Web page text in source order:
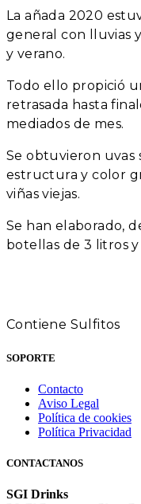
La añada 2020
general con lluvias
y verano.
Todo ello propició
retrasada hasta
mediados de mes.
Se obtuvieron uvas
estructura y color
viñas viejas.
Se han elaborado,
botellas de 3 litros
Contiene Sulfitos
SOPORTE
Contacto
Aviso Legal
Política de cookies
Política Privacidad
CONTACTANOS
SGI Drinks